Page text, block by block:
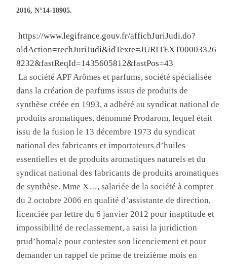
2016, N°14-18905.
https://www.legifrance.gouv.fr/affichJuriJudi.do?
oldAction=rechJuriJudi&idTexte=JURITEXT00003326
8232&fastReqId=1435605812&fastPos=43
La sociétéAPF Arômes et parfums, société spécialisée
dans la création de parfums issus de produits de
synthèse créée en 1993, a adhéré au syndicat national de
produits aromatiques, dénomméProdarom, lequel était
issu de la fusion le 13 décembre 1973 du syndicat
national des fabricants et importateurs d’huiles
essentielles et de produits aromatiques naturels et du
syndicat national des fabricants de produits aromatiques
de synthèse. Mme X…, salariée de la société à compter
du 2 octobre 2006 en qualité d’assistante de direction,
licenciée par lettre du 6 janvier 2012 pour inaptitude et
impossibilité de reclassement, a saisi la juridiction
prud’homale pour contester son licenciement et pour
demander un rappel de prime de treizième mois en